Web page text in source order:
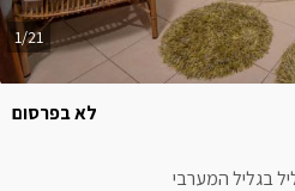
לא בפרסום
1/21